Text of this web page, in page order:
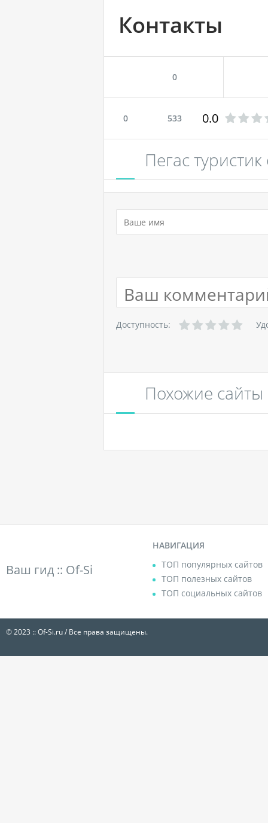
Контакты
0
0 533 0.0
Пегас
Доступность:
Похожие сайты
Ваш гид :: Of-Si
НАВИГАЦИЯ
ТОП популярных сайтов
ТОП полезных сайтов
ТОП социальных сайтов
© 2023 :: Of-Si.ru / Все права защищены.